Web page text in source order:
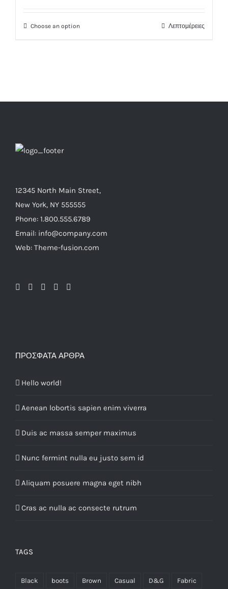
Choose an option Λεπτομέρειες
12345 North Main Street,
New York, NY 555555
Phone: 1.800.555.6789
Email: info@company.com
Web: Theme-fusion.com
ΠΡΌΣΦΑΤΑ ΆΡΘΡΑ
Hello world!
Aenean lobortis sapien enim viverra
Duis ac massa semper maximus
Nunc fermint nulla eu justo sem id
Aliquam posuere magna eget nibh
Cras ac nulla ac consecte rutrum
TAGS
Black boots Brown Casual D&G Fabric